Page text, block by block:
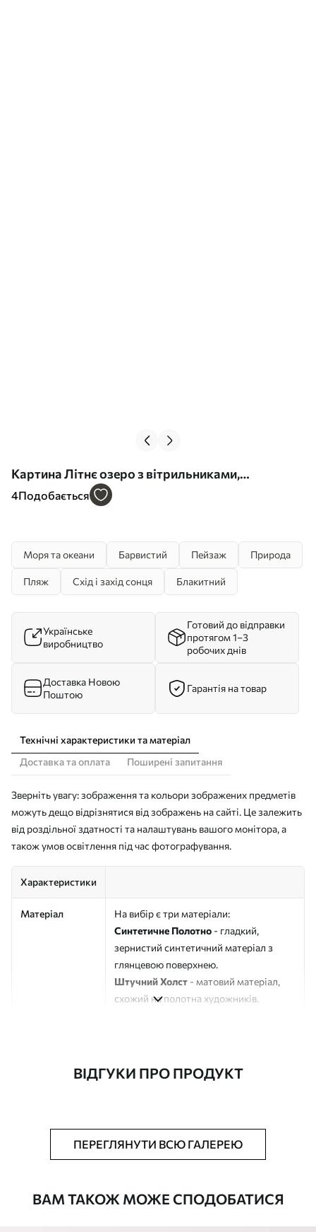
Картина Літнє озеро з вітрильниками,
філіжанки кави, круасани, акварельний стиль
4Подобається
Моря та океани Барвистий Пейзаж Природа
Пляж Схід і захід сонця Блакитний
Українське
виробництво
Готовий до відправки
протягом 1–3
робочих днів
Доставка Новою
Поштою
Гарантія на товар
Технічні характеристики та матеріал
Доставка та оплата
Поширені запитання
Зверніть увагу: зображення та кольори зображених предметів
можуть дещо відрізнятися від зображень на сайті. Це залежить
від роздільної здатності та налаштувань вашого монітора, а
також умов освітлення під час фотографування.
Характеристики
Матеріал
На вибір є три матеріали:
Синтетичне Полотно - гладкий,
зернистий синтетичний матеріал з
глянцевою поверхнею.
Штучний Холст - матовий матеріал,
схожий на полотна художників.
Додатково Можна додати лакове покриття.
ВІДГУКИ ПРО ПРОДУКТ
ПЕРЕГЛЯНУТИ ВСЮ ГАЛЕРЕЮ
ВАМ ТАКОЖ МОЖЕ СПОДОБАТИСЯ